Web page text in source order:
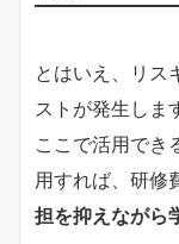
とはいえ、リス
ストが発生しま
ここで活用でき
用すれば、研修
担を抑えながら